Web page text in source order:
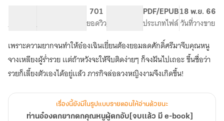
หนู
ผู้
ตกอับ[จบเเล้ว
มี
book]
จำนวนคำ จำนวนหน้า (A5)
701
ยอดวิวระดับเนื้อหา
PDF/EPUB
ประเภทไฟล์
18 พ.ย. 66
วันที่วางขาย
เพราะความยากจนทำให้อ๋องเฉินเยี่ยนต้องยอมลดศักดิ์ศรีมาจีบคุณหนู
จางเหลียงผู้ร่ำรวย เเต่ถ้าหวังจะให้จีบติดง่ายๆ ก็จงฝันไปเถอะ ขึ้นชื่อว่า
รวยก็เลี้ยงตัวเองได้อยู่เเล้ว ภารกิจล่อลวงหญิงงามจึงเกิดขึ้น!
เรื่องนี้ยังมีในรูปแบบรายตอนให้อ่านด้วยนะ
ท่านอ๋องตกยากตกคุณหนูผู้ตกอับ[จบเเล้ว มี e-book]